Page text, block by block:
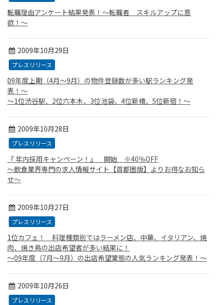
転職理由アンケート結果発表！〜転職者 スキルアップに意
欲！〜
2009年10月29日
プレスリリース
09年度上期（4月〜9月）の物件登録数が多い駅ランキング発
表！〜
〜1位渋谷駅、2位六本木、3位池袋、4位新橋、5位新宿！〜
2009年10月28日
プレスリリース
『 年内採用キャンペーン！』 開始 ※40％OFF
〜飲食業界専門の求人情報サイト【首都圏版】よりお得なお知ら
せ〜
2009年10月27日
プレスリリース
1位カフェ！ 料理種類別ではラーメン店、中華、イタリアン、焼
肉、焼き鳥の出店希望者が多い結果に！
〜09年度（7月〜9月）の出店希望業態の人気ランキング発表！〜
2009年10月26日
プレスリリース